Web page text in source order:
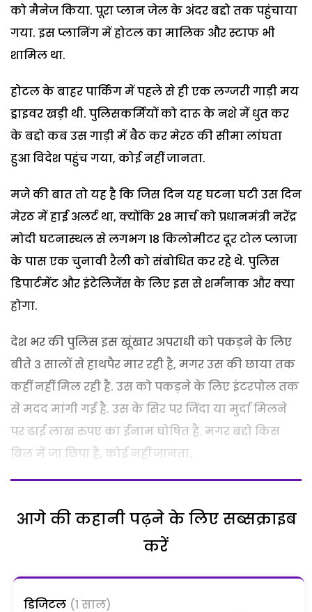
को मैनेज किया. पूरा प्लान जेल के अंदर बद्दो तक पहुंचाया
गया. इस प्लानिंग में होटल का मालिक और स्टाफ भी
शामिल था.
होटल के बाहर पार्किंग में पहले से ही एक लग्जरी गाड़ी मय
ड्राइवर खड़ी थी. पुलिसकर्मियों को दारू के नशे में धुत कर
के बद्दो कब उस गाड़ी में बैठ कर मेरठ की सीमा लांघता
हुआ विदेश पहुंच गया, कोई नहीं जानता.
मजे की बात तो यह है कि जिस दिन यह घटना घटी उस दिन
मेरठ में हाई अलर्ट था, क्योंकि 28 मार्च को प्रधानमंत्री नरेंद्र
मोदी घटनास्थल से लगभग 18 किलोमीटर दूर टोल प्लाजा
के पास एक चुनावी रैली को संबोधित कर रहे थे. पुलिस
डिपार्टमेंट और इंटेलिजेंस के लिए इस से शर्मनाक और क्या
होगा.
देश भर की पुलिस इस खूंखार अपराधी को पकड़ने के लिए
बीते 3 सालों से हाथपैर मार रही है, मगर उस की छाया तक
कहीं नहीं मिल रही है. उस को पकड़ने के लिए इंटरपोल तक
से मदद मांगी गई है. उस के सिर पर जिंदा या मुर्दा मिलने
पर ढाई लाख रुपए का ईनाम घोषित है. मगर बद्दो किस
बिल में जा छिपा है, कोई नहीं जानता.
आगे की कहानी पढ़ने के लिए सब्सक्राइब
करें
डिजिटल (1 साल)